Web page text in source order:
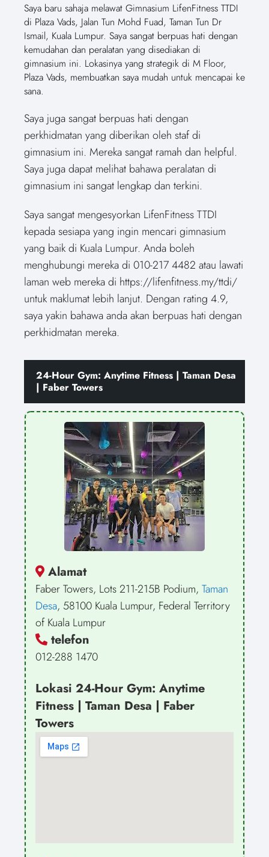
Saya baru sahaja melawat Gimnasium LifenFitness TTDI
di Plaza Vads, Jalan Tun Mohd Fuad, Taman Tun Dr
Ismail, Kuala Lumpur. Saya sangat berpuas hati dengan
kemudahan dan peralatan yang disediakan di
gimnasium ini. Lokasinya yang strategik di M Floor,
Plaza Vads, membuatkan saya mudah untuk mencapai ke
sana.
Saya juga sangat berpuas hati dengan
perkhidmatan yang diberikan oleh staf di
gimnasium ini. Mereka sangat ramah dan helpful.
Saya juga dapat melihat bahawa peralatan di
gimnasium ini sangat lengkap dan terkini.
Saya sangat mengesyorkan LifenFitness TTDI
kepada sesiapa yang ingin mencari gimnasium
yang baik di Kuala Lumpur. Anda boleh
menghubungi mereka di 010-217 4482 atau lawati
laman web mereka di https://lifenfitness.my/ttdi/
untuk maklumat lebih lanjut. Dengan rating 4.9,
saya yakin bahawa anda akan berpuas hati dengan
perkhidmatan mereka.
24-Hour Gym: Anytime Fitness | Taman Desa
| Faber Towers
Alamat
Faber Towers, Lots 211-215B Podium, Taman
Desa, 58100 Kuala Lumpur, Federal Territory
of Kuala Lumpur
telefon
012-288 1470
Lokasi 24-Hour Gym: Anytime
Fitness | Taman Desa | Faber
Towers